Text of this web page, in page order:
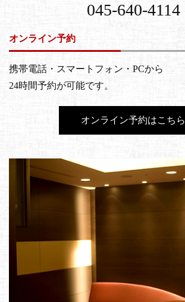
045-640-4114
オンライン予約
携帯電話・スマートフォン・PCから
24時間予約が可能です。
オンライン予約はこちら